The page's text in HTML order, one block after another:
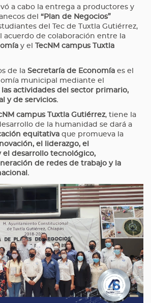
a cabo la entrega a productores y
del “Plan de Negocios”
del Tec de Tuxtla Gutiérrez,
acuerdo de colaboración entre la
y el
TecNM campus Tuxtla
de la Secretaría de Economía es el
municipal mediante el
actividades del sector primario,
y de servicios.
campus Tuxtla Gutiérrez, tiene la
de la humanidad se dará a
equitativa que promueva la
el liderazgo, el
desarrollo tecnológico,
de redes de trabajo y la